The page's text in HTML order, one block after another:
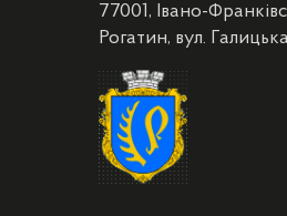
77001, Івано-
Рогатин, вул.